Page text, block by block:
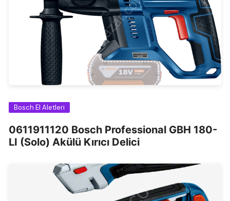
Bosch El Aletleri
0611911120 Bosch Professional GBH 180-
LI (Solo) Akülü Kırıcı Delici